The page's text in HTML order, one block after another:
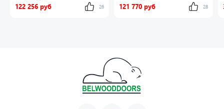
122 256 руб 26 121 770 руб 28